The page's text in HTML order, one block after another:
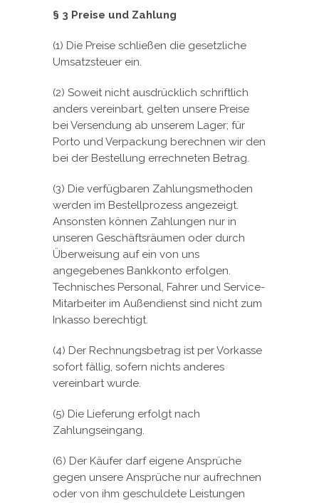
§ 3 Preise und Zahlung
(1) Die Preise schließen die gesetzliche
Umsatzsteuer ein.
(2) Soweit nicht ausdrücklich schriftlich
anders vereinbart, gelten unsere Preise
bei Versendung ab unserem Lager; für
Porto und Verpackung berechnen wir den
bei der Bestellung errechneten Betrag.
(3) Die verfügbaren Zahlungsmethoden
werden im Bestellprozess angezeigt.
Ansonsten können Zahlungen nur in
unseren Geschäftsräumen oder durch
Überweisung auf ein von uns
angegebenes Bankkonto erfolgen.
Technisches Personal, Fahrer und Service-
Mitarbeiter im Außendienst sind nicht zum
Inkasso berechtigt.
(4) Der Rechnungsbetrag ist per Vorkasse
sofort fällig, sofern nichts anderes
vereinbart wurde.
(5) Die Lieferung erfolgt nach
Zahlungseingang.
(6) Der Käufer darf eigene Ansprüche
gegen unsere Ansprüche nur aufrechnen
oder von ihm geschuldete Leistungen